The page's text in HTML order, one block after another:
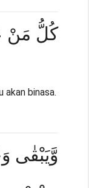
كُلُّ مَنْ
akan binasa.
وَّيَبْقٰى